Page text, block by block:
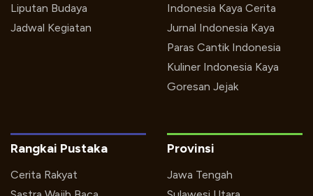
Indonesia Kaya Cerita
Jurnal Indonesia Kaya
Paras Cantik Indonesia
Kuliner Indonesia Kaya
Goresan Jejak
Liputan Budaya
Jadwal Kegiatan
Rangkai Pustaka
Cerita Rakyat
Provinsi
Jawa Tengah